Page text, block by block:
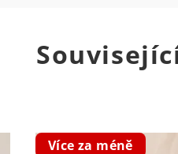
Více za méně